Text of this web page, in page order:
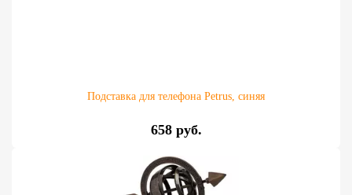
Подставка для телефона Petrus, синяя
658 руб.